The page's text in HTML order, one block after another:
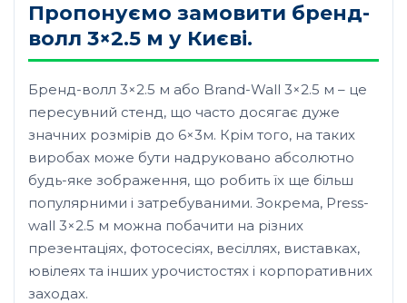
Пропонуємо замовити бренд-
волл 3×2.5 м у Києві.
Бренд-волл 3×2.5 м або Brand-Wall 3×2.5 м – це
пересувний стенд, що часто досягає дуже
значних розмірів до 6×3м. Крім того, на таких
виробах може бути надруковано абсолютно
будь-яке зображення, що робить їх ще більш
популярними і затребуваними. Зокрема, Press-
wall 3×2.5 м можна побачити на різних
презентаціях, фотосесіях, весіллях, виставках,
ювілеях та інших урочистостях і корпоративних
заходах.